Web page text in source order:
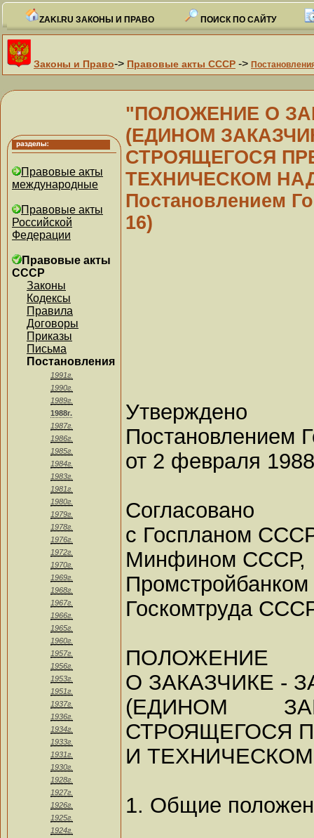
ZAKI.RU ЗАКОНЫ И ПРАВО ПОИСК ПО САЙТУ
Законы и Право-> Правовые акты СССР ->
Правовые акты
международные
Правовые акты
Российской
Федерации
Правовые акты
СССР
Законы
Кодексы
Правила
Договоры
Приказы
Письма
Постановления
1991г.
1990г.
1989г.
1988г.
1987г.
1986г.
1985г.
1984г.
1983г.
1981г.
1980г.
1979г.
1978г.
1976г.
1972г.
1970г.
1969г.
1968г.
1967г.
1966г.
1965г.
1960г.
1957г.
1956г.
1953г.
1951г.
1937г.
1936г.
1934г.
1933г.
1931г.
1930г.
1928г.
1927г.
1926г.
1925г.
1924г.
"ПОЛОЖЕНИЕ О
(ЕДИНОМ
СТРОЯЩЕГОСЯ
ТЕХНИЧЕСКОМ
Постановлением
16)
Утверждено
Постановлением
от 2 февраля
Согласовано
с Госпланом
Минфином СССР,
Госкомтруда
ПОЛОЖЕНИЕ
О ЗАКАЗЧИКЕ -
(ЕДИНОМ
СТРОЯЩЕГОСЯ
И
1. Общие